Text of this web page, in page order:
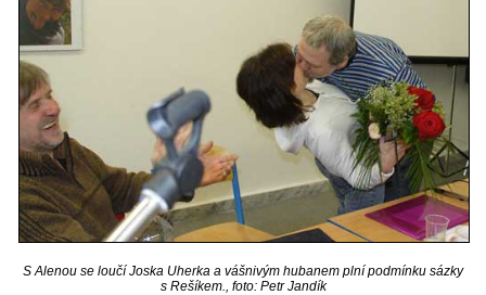
S Alenou se loučí Joska Uherka a vášnivým hubanem plní podmínku sázky
s Rešíkem., foto: Petr Jandík